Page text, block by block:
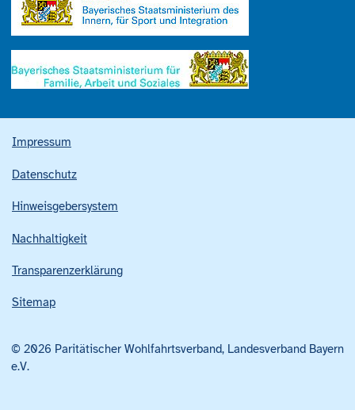
Impressum
Datenschutz
Hinweisgebersystem
Nachhaltigkeit
Transparenzerklärung
Sitemap
© 2026 Paritätischer Wohlfahrtsverband, Landesverband Bayern
e.V.